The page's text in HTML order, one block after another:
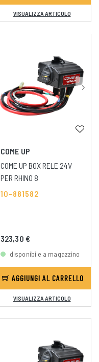
VISUALIZZA ARTICOLO
COME UP
COME UP BOX RELE 24V
PER RHINO 8
10-881582
323,30 €
disponibile a magazzino
AGGIUNGI AL CARRELLO
VISUALIZZA ARTICOLO